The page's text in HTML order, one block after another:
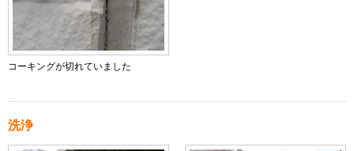
コーキングが切れていました
洗浄